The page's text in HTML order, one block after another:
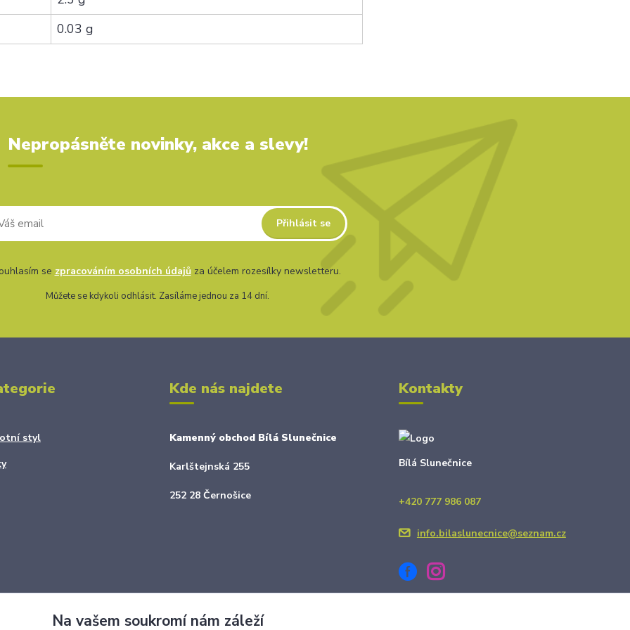
0.03 g
Nepropásněte novinky, akce a slevy!
Přihlásit se
se zpracováním osobních údajůza účelem rozesílky newsletteru.
Můžete se kdykoli odhlásit. Zasíláme jednou za 14 dní.
styl
Kde nás najdete
Kamenný obchod Bílá Slunečnice
Karlštejnská 255
252 28 Černošice
Kontakty
Bílá Slunečnice
+420 777 986 087
info.bilaslunecnice@seznam.cz
Na vašem soukromí nám záleží